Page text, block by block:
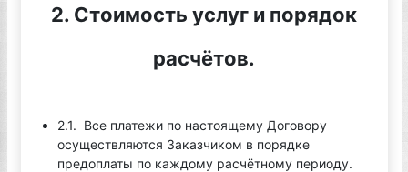
2. Стоимость услуг и порядок
расчётов.
2.1. Все платежи по настоящему Договору
осуществляются Заказчиком в порядке
предоплаты по каждому расчётному периоду.